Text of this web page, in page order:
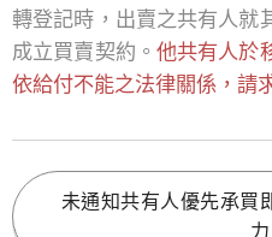
轉登記時，出賣之共有人就
成立買賣契約。 他共有人於
依給付不能之法律關係，請
未通知共有人優先承買
力